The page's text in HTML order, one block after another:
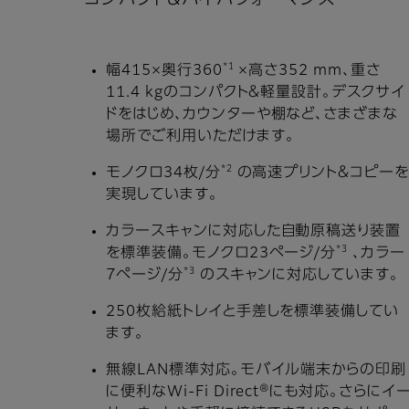
幅415×奥行360 *1
×高さ352 mm、重さ
11.4 kgのコンパクト＆軽量設計。デスクサイ
ドをはじめ、カウンターや棚など、さまざまな
場所でご利用いただけます。
モノクロ34枚/分 *2
の高速プリント＆コピーを
実現しています。
カラースキャンに対応した自動原稿送り装置
を標準装備。モノクロ23ページ/分 *3
、カラー
7ページ/分 *3 のスキャンに対応しています。
250枚給紙トレイと手差しを標準装備してい
ます。
無線LAN標準対応。モバイル端末からの印刷
に便利なWi-Fi Direct®にも対応。さらにイ